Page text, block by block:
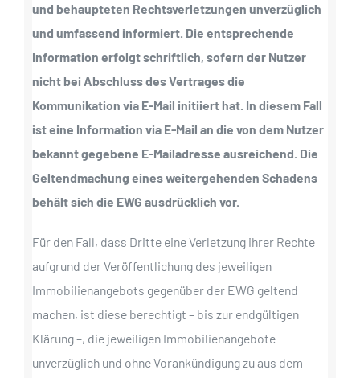
und behaupteten Rechtsverletzungen unverzüglich
und umfassend informiert. Die entsprechende
Information erfolgt schriftlich, sofern der Nutzer
nicht bei Abschluss des Vertrages die
Kommunikation via E-Mail initiiert hat. In diesem Fall
ist eine Information via E-Mail an die von dem Nutzer
bekannt gegebene E-Mailadresse ausreichend. Die
Geltendmachung eines weitergehenden Schadens
behält sich die EWG ausdrücklich vor.
Für den Fall, dass Dritte eine Verletzung ihrer Rechte
aufgrund der Veröffentlichung des jeweiligen
Immobilienangebots gegenüber der EWG geltend
machen, ist diese berechtigt – bis zur endgültigen
Klärung –, die jeweiligen Immobilienangebote
unverzüglich und ohne Vorankündigung zu aus dem